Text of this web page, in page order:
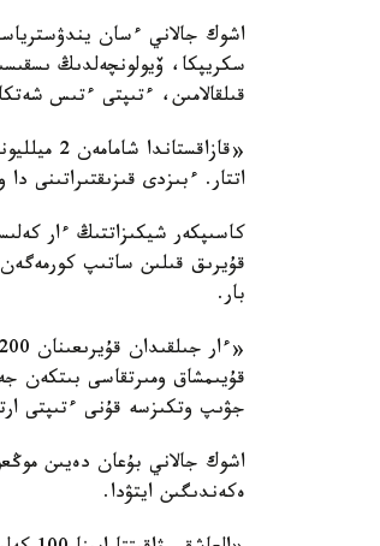
سكريپكا، ۆيولونچەلدىڭ
قىلقالامىن، ءتىپتى ءتىس
اتتار. ءبىزدى قىزىقتىراتىنى
قۇيرىق قىلىن ساتىپ كورمەگەن
بار.
جۋىپ وتكىزسە قۇنى ءتىپتى
اشوك جالاني بۇعان دەيىن
ەكەندىگىن ايتۋدا.